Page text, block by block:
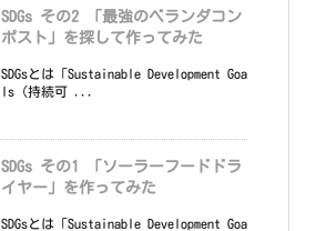
SDGs その2 「最強のベランダコン
ポスト」を探して作ってみた
SDGsとは「Sustainable Development Goa
ls（持続可 ...
SDGs その1 「ソーラーフードドラ
イヤー」を作ってみた
SDGsとは「Sustainable Development Goa